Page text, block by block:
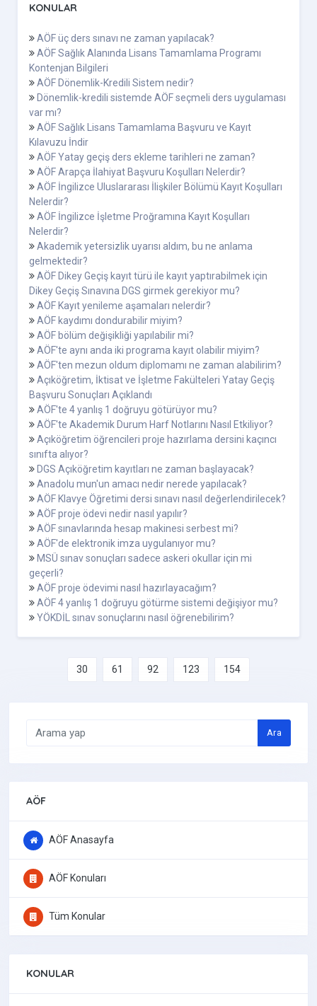
KONULAR
AÖF üç ders sınavı ne zaman yapılacak?
AÖF Sağlık Alanında Lisans Tamamlama Programı
Kontenjan Bilgileri
AÖF Dönemlik-Kredili Sistem nedir?
Dönemlik-kredili sistemde AÖF seçmeli ders uygulaması
var mı?
AÖF Sağlık Lisans Tamamlama Başvuru ve Kayıt
Kılavuzu İndir
AÖF Yatay geçiş ders ekleme tarihleri ne zaman?
AÖF Arapça İlahiyat Başvuru Koşulları Nelerdir?
AÖF İngilizce Uluslararası İlişkiler Bölümü Kayıt Koşulları
Nelerdir?
AÖF İngilizce İşletme Proğramına Kayıt Koşulları
Nelerdir?
Akademik yetersizlik uyarısı aldım, bu ne anlama
gelmektedir?
AÖF Dikey Geçiş kayıt türü ile kayıt yaptırabilmek için
Dikey Geçiş Sınavına DGS girmek gerekiyor mu?
AÖF Kayıt yenileme aşamaları nelerdir?
AÖF kaydımı dondurabilir miyim?
AÖF bölüm değişikliği yapılabilir mi?
AÖF'te aynı anda iki programa kayıt olabilir miyim?
AÖF'ten mezun oldum diplomamı ne zaman alabilirim?
Açıköğretim, İktisat ve İşletme Fakülteleri Yatay Geçiş
Başvuru Sonuçları Açıklandı
AÖF'te 4 yanlış 1 doğruyu götürüyor mu?
AÖF'te Akademik Durum Harf Notlarını Nasıl Etkiliyor?
Açıköğretim öğrencileri proje hazırlama dersini kaçıncı
sınıfta alıyor?
DGS Açıköğretim kayıtları ne zaman başlayacak?
Anadolu mun'un amacı nedir nerede yapılacak?
AÖF Klavye Öğretimi dersi sınavı nasıl değerlendirilecek?
AÖF proje ödevi nedir nasıl yapılır?
AÖF sınavlarında hesap makinesi serbest mi?
AÖF'de elektronik imza uygulanıyor mu?
MSÜ sınav sonuçları sadece askeri okullar için mi
geçerli?
AÖF proje ödevimi nasıl hazırlayacağım?
AÖF 4 yanlış 1 doğruyu götürme sistemi değişiyor mu?
YÖKDİL sınav sonuçlarını nasıl öğrenebilirim?
30 61 92 123 154
Ara
AÖF
AÖF Anasayfa
AÖF Konuları
Tüm Konular
KONULAR